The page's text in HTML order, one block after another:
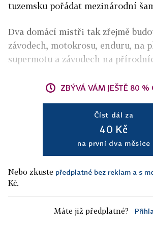
tuzemsku pořádat mezinárodní
Dva domácí mistři tak zřejmě
závodech, motokrosu, enduru, na
supermotu a závodech na
ZBÝVÁ VÁM JEŠTĚ 80 %
Číst dál za
40 Kč
na první dva měsíce
Nebo zkuste předplatné bez reklam a s
Kč.
Máte již předplatné?